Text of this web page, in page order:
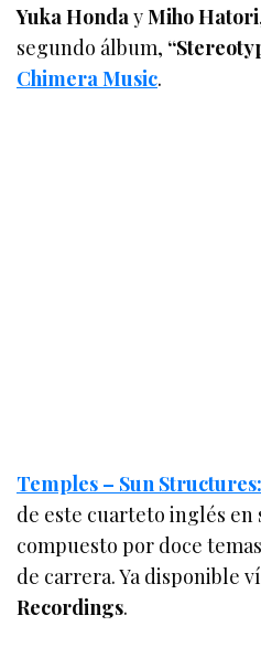
Yuka HondayMiho Hatori
segundo álbum,
Chimera Music.
Temples – Sun Structures:
de este cuarteto inglés en
compuesto por doce
de carrera. Ya disponible
Recordings.